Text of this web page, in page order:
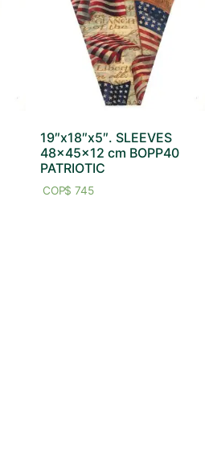
19″x18″x5″. SLEEVES
48x45x12 cm BOPP40
PATRIOTIC
$ 745